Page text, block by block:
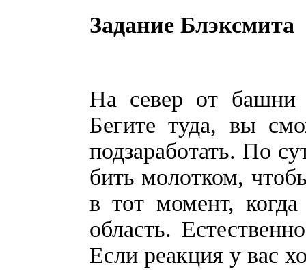
Задание Блэксмита
На север от башни
Бегите туда, вы
подзаработать. По
бить молотком,
в тот момент,
область.
Если реакция у вас